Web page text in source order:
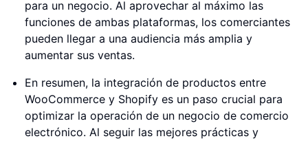
para un negocio. Al aprovechar al máximo las
funciones de ambas plataformas, los comerciantes
pueden llegar a una audiencia más amplia y
aumentar sus ventas.
En resumen, la integración de productos entre
WooCommerce y Shopify es un paso crucial para
optimizar la operación de un negocio de comercio
electrónico. Al seguir las mejores prácticas y